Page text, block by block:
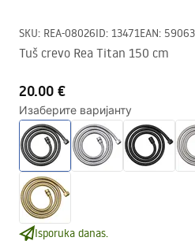
SKU: REA-08026ID: 13471EAN:
Tuš crevo Rea Titan 150 cm
20.00 €
Изаберите варијанту
Isporuka danas.